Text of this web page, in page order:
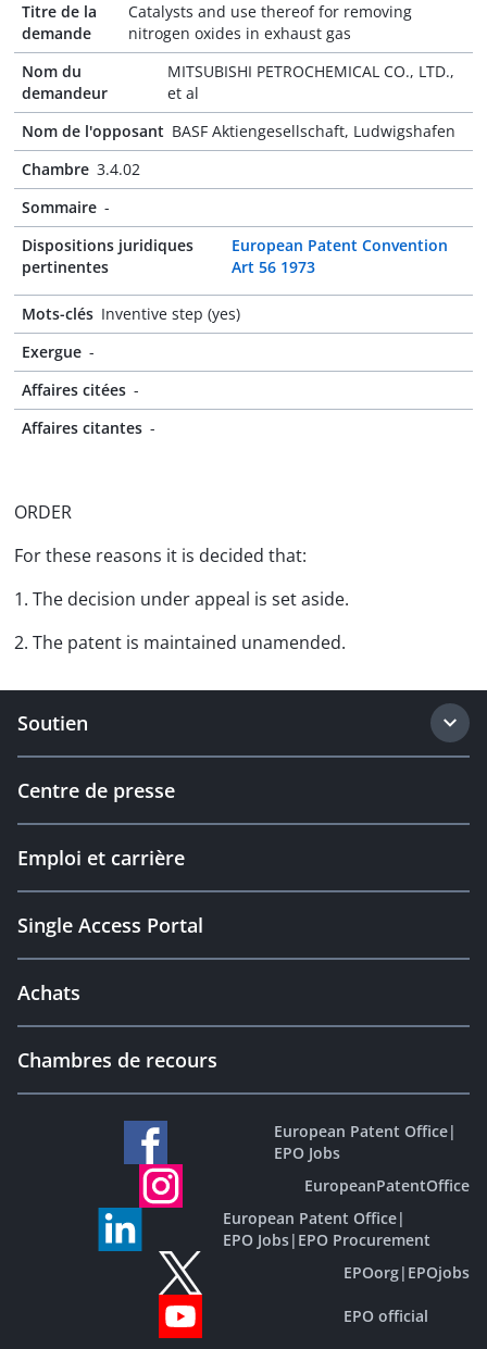
Titre de la
demande
Catalysts and use thereof for removing
nitrogen oxides in exhaust gas
Nom du
demandeur
MITSUBISHI PETROCHEMICAL CO., LTD.,
et al
Nom de l'opposant BASF Aktiengesellschaft, Ludwigshafen
Chambre 3.4.02
Sommaire -
Dispositions juridiques
pertinentes
European Patent Convention
Art 56 1973
Mots-clés Inventive step (yes)
Exergue -
Affaires citées -
Affaires citantes -
ORDER
For these reasons it is decided that:
1. The decision under appeal is set aside.
2. The patent is maintained unamended.
Soutien
Centre de presse
Emploi et carrière
Single Access Portal
Achats
Chambres de recours
European Patent Office|
EPO Jobs
EuropeanPatentOffice
European Patent Office|
EPO Jobs| EPO Procurement
EPOorg| EPOjobs
EPO official